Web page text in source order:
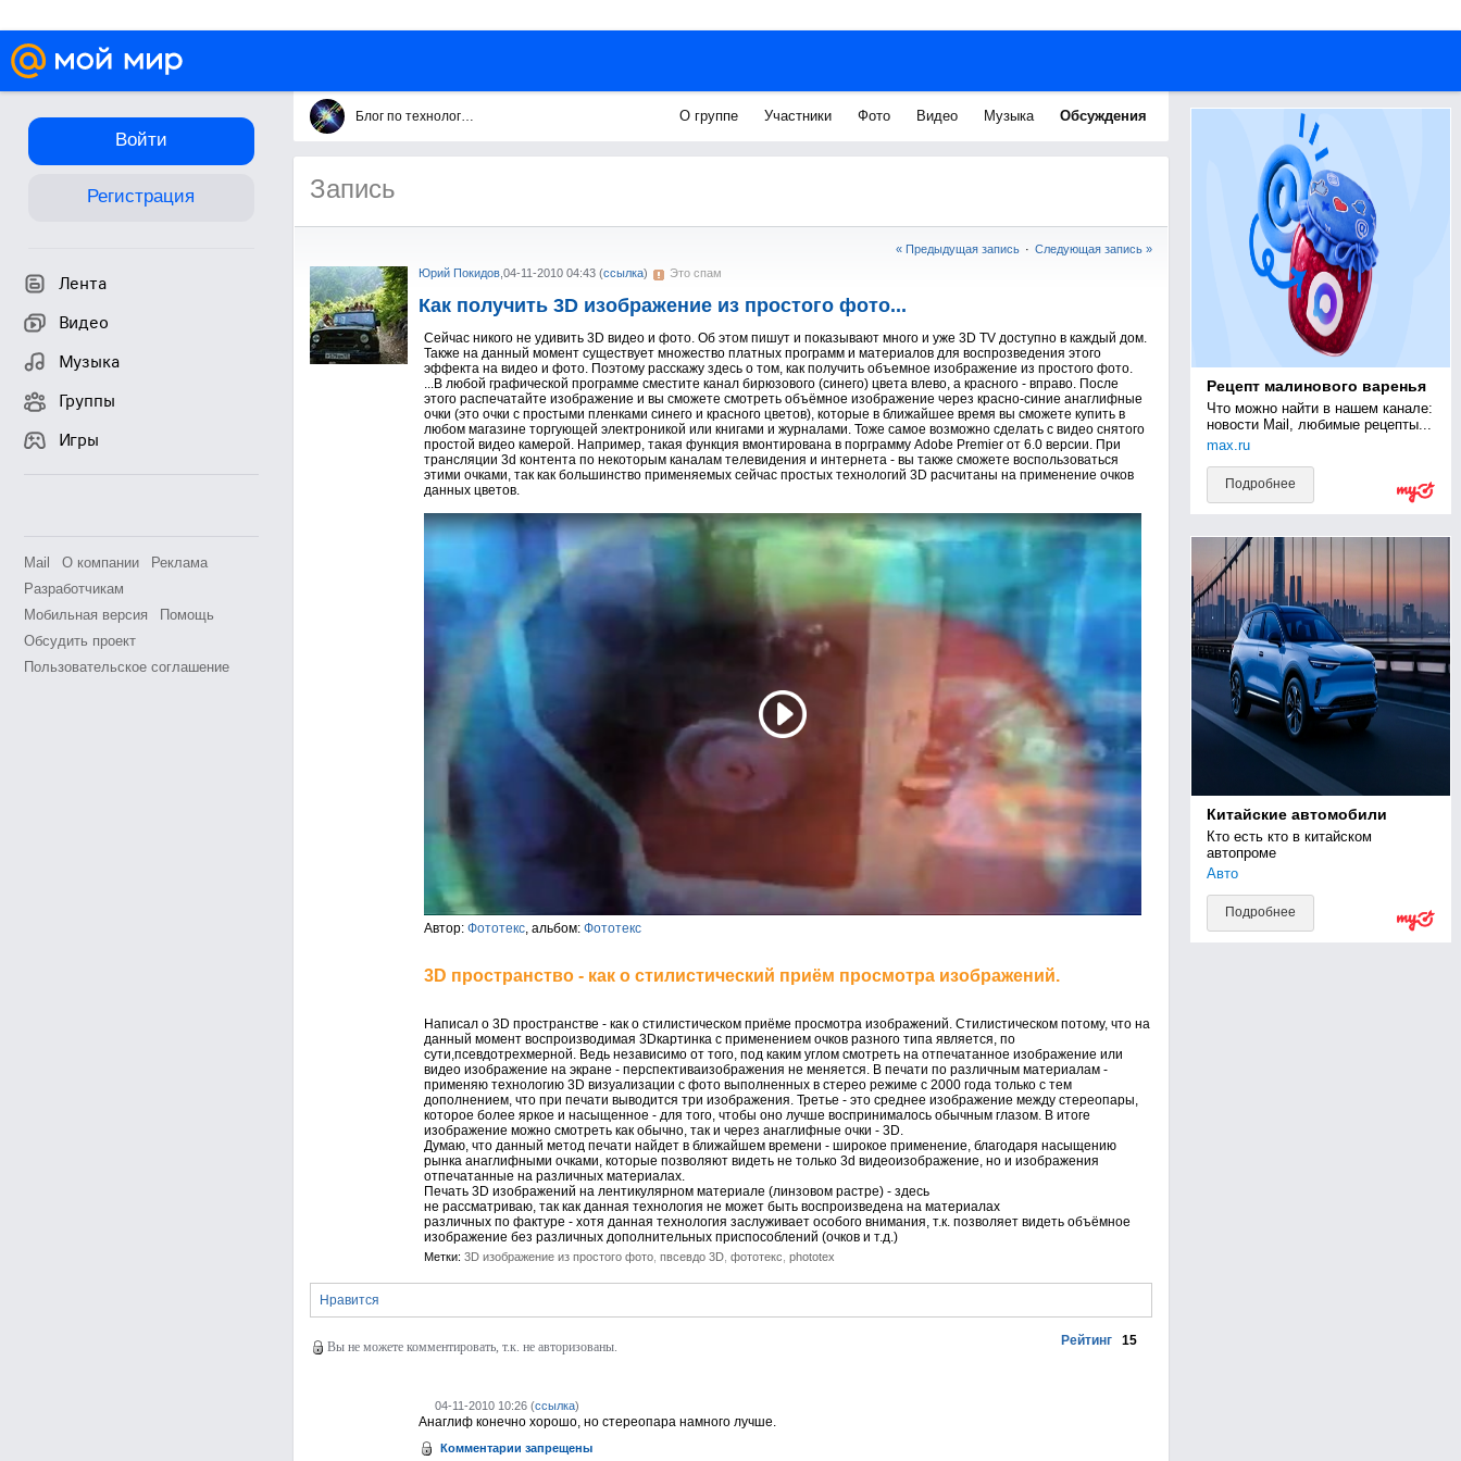
Войти
Регистрация
Лента
Видео
Музыка
Группы
Игры
Mail О компании
Реклама
Разработчикам
Мобильная версия
Помощь
Обсудить проект
Пользовательское соглашение
Блог по технологиям фототекс О группе Участники Фото Видео Музыка Обсуждения
Запись
« Предыдущая запись · Следующая запись »
Юрий Покидов, 04-11-2010 04:43 (ссылка) Это спам
Как получить 3D изображение из простого фото...
Сейчас никого не удивить 3D видео и фото. Об этом пишут и показывают много и уже 3D TV доступно в каждый дом.
Также на данный момент существует множество платных программ и материалов для воспрозведения этого
эффекта на видео и фото. Поэтому расскажу здесь о том, как получить объемное изображение из простого фото.
...В любой графической программе сместите канал бирюзового (синего) цвета влево, а красного - вправо. После
этого распечатайте изображение и вы сможете смотреть объёмное изображение через красно-синие анаглифные
очки (это очки с простыми пленками синего и красного цветов), которые в ближайшее время вы сможете купить в
любом магазине торгующей электроникой или книгами и журналами. Тоже самое возможно сделать с видео снятого
простой видео камерой. Например, такая функция вмонтирована в порграмму Adobe Premier от 6.0 версии. При
трансляции 3d контента по некоторым каналам телевидения и интернета - вы также сможете воспользоваться
этими очками, так как большинство применяемых сейчас простых технологий 3D расчитаны на применение очков
данных цветов.
Автор: Фототекс, альбом: Фототекс
3D пространство - как о стилистический приём просмотра изображений.
Написал о 3D пространстве - как о стилистическом приёме просмотра изображений. Стилистическом потому, что на
данный момент воспроизводимая 3Dкартинка с применением очков разного типа является, по
сути,псевдотрехмерной. Ведь независимо от того, под каким углом смотреть на отпечатанное изображение или
видео изображение на экране - перспективаизображения не меняется. В печати по различным материалам -
применяю технологию 3D визуализации с фото выполненных в стерео режиме с 2000 года только с тем
дополнением, что при печати выводится три изображения. Третье - это среднее изображение между стереопары,
которое более яркое и насыщенное - для того, чтобы оно лучше воспринималось обычным глазом. В итоге
изображение можно смотреть как обычно, так и через анаглифные очки - 3D.
Думаю, что данный метод печати найдет в ближайшем времени - широкое применение, благодаря насыщению
рынка анаглифными очками, которые позволяют видеть не только 3d видеоизображение, но и изображения
отпечатанные на различных материалах.
Печать 3D изображений на лентикулярном материале (линзовом растре) - здесь
не рассматриваю, так как данная технология не может быть воспроизведена на материалах
различных по фактуре - хотя данная технология заслуживает особого внимания, т.к. позволяет видеть объёмное
изображение без различных дополнительных приспособлений (очков и т.д.)
Метки: 3D изображение из простого фото, пвсевдо 3D, фототекс phototex
Нравится
Вы не можете комментировать, т.к. не авторизованы. Рейтинг 15
04-11-2010 10:26 (ссылка)
Анаглиф конечно хорошо, но стереопара намного лучше.
Комментарии запрещены
Рецепт малинового варенья
Что можно найти в нашем канале:
новости Mail, любимые рецепты...
max.ru
Подробнее
Китайские автомобили
Кто есть кто в китайском
автопроме
Авто
Подробнее